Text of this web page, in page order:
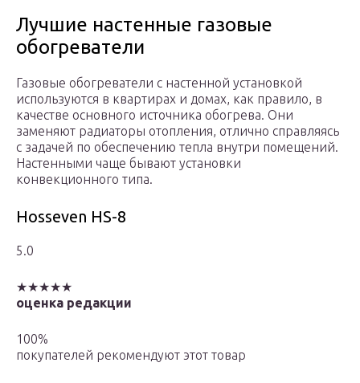
Лучшие настенные газовые
обогреватели
Газовые обогреватели с настенной установкой
используются в квартирах и домах, как правило, в
качестве основного источника обогрева. Они
заменяют радиаторы отопления, отлично справляясь
с задачей по обеспечению тепла внутри помещений.
Настенными чаще бывают установки
конвекционного типа.
Hosseven HS-8
5.0
★★★★★
оценка редакции
100%
покупателей рекомендуют этот товар